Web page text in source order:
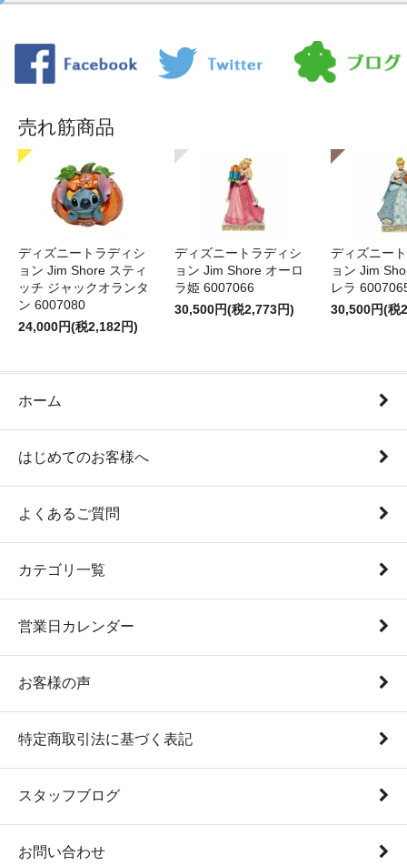
売れ筋商品
ディズニートラディシ
ョン Jim Shore スティ
ッチ ジャックオランタ
ン 6007080
24,000円(税2,182円)
ディズニートラディシ
ョン Jim Shore オーロ
ラ姫 6007066
30,500円(税2,773円)
ディズニー
ョン Jim
レラ
30,500円(税
ホーム
はじめてのお客様へ
よくあるご質問
カテゴリ一覧
営業日カレンダー
お客様の声
特定商取引法に基づく表記
スタッフブログ
お問い合わせ